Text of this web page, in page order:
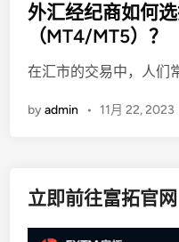
s
d
n
外汇经纪商如何
（MT4/MT5）？
在汇市的交易中，人们
byadmin • 11月 22, 2023
立即前往富拓官网